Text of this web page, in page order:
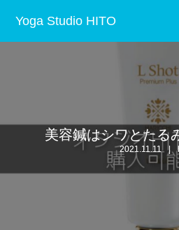
Yoga Studio HITO
美容鍼はシワとたる
2021.11.11